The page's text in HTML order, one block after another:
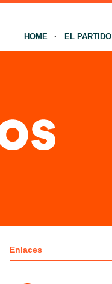
HOME EL PARTIDO
Enlaces